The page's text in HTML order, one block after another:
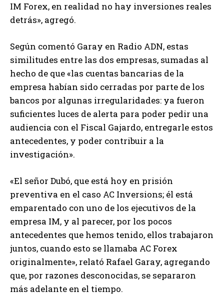
IM Forex, en realidad no hay inversiones reales
detrás», agregó.
Según comentó Garay en Radio ADN, estas
similitudes entre las dos empresas, sumadas al
hecho de que «las cuentas bancarias de la
empresa habían sido cerradas por parte de los
bancos por algunas irregularidades: ya fueron
suficientes luces de alerta para poder pedir una
audiencia con el Fiscal Gajardo, entregarle estos
antecedentes, y poder contribuir a la
investigación».
«El señor Dubó, que está hoy en prisión
preventiva en el caso AC Inversions; él está
emparentado con uno de los ejecutivos de la
empresa IM, y al parecer, por los pocos
antecedentes que hemos tenido, ellos trabajaron
juntos, cuando esto se llamaba AC Forex
originalmente», relató Rafael Garay, agregando
que, por razones desconocidas, se separaron
más adelante en el tiempo.